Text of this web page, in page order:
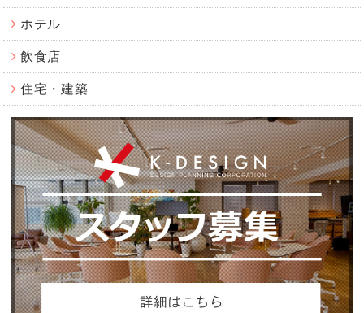
ホテル
飲食店
住宅・建築